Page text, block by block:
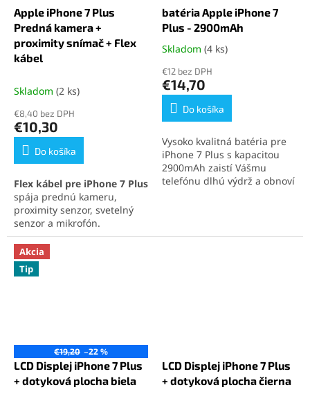
Apple iPhone 7 Plus
Predná kamera +
proximity snímač + Flex
kábel
Skladom (2 ks)
€8,40 bez DPH
€10,30
Do košíka
Flex kábel pre iPhone 7 Plus
spája prednú kameru,
proximity senzor, svetelný
senzor a mikrofón.
Umožňuje ostré fotografie,
videohovory a správnu
funkciu displeja. Kvalitný
diel s jednoduchou
batéria Apple iPhone 7
Plus - 2900mAh
Priemerné
produktu
je
5,0
hviezdičiek.
Skladom (4 ks)
€12 bez DPH
€14,70
Do košíka
Vysoko kvalitná batéria pre
iPhone 7 Plus s kapacitou
2900mAh zaistí Vášmu
telefónu dlhú výdrž a obnoví
Akcia
Tip
€19,20 –22 %
LCD Displej iPhone 7 Plus
+ dotyková plocha biela
LCD Displej iPhone 7 Plus
+ dotyková plocha čierna